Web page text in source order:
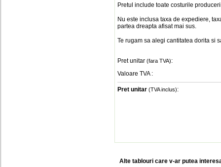
Pretul include toate costurile
Nu este inclusa taxa de expediere,
partea dreapta afisat mai sus.
Te rugam sa alegi cantitatea dorita si
Pret unitar (fara TVA):
Valoare TVA :
Pret unitar (TVA inclus):
Alte tablouri care v-ar putea